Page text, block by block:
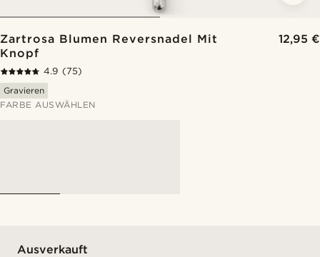
Zartrosa Blumen Reversnadel Mit
Knopf
12,95 €
4.9 (75)
Gravieren
FARBE AUSWÄHLEN
Ausverkauft